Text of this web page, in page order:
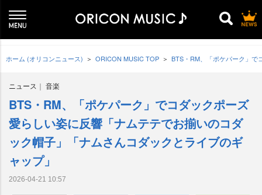
ホーム (オリコンニュース) ORICON MUSIC TOP BTS・RM、「ポケパーク」で
ニュース 音楽
BTS・RM、「ポケパーク」でコダックポーズ
愛らしい姿に反響「ナムテテでお揃いのコダ
ック帽子」「ナムさんコダックとライブのギ
ャップ」
2026-04-21 10:57